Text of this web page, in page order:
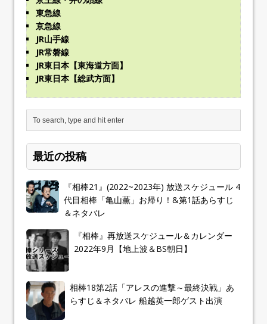
東急線
京急線
JR山手線
JR常磐線
JR東日本【東海道方面】
JR東日本【総武方面】
最近の投稿
『相棒21』(2022~2023年) 放送スケジュール 4
代目相棒「亀山薫」お帰り！&第1話あらすじ
＆ネタバレ
『相棒』再放送スケジュール＆カレンダー
2022年9月【地上波＆BS朝日】
相棒18第2話「アレスの進撃～最終決戦」あ
らすじ＆ネタバレ 船越英一郎ゲスト出演